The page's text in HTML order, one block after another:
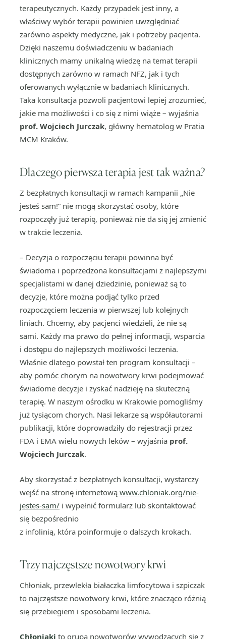
terapeutycznych. Każdy przypadek jest inny, a
właściwy wybór terapii powinien uwzględniać
zarówno aspekty medyczne, jak i potrzeby pacjenta.
Dzięki naszemu doświadczeniu w badaniach
klinicznych mamy unikalną wiedzę na temat terapii
dostępnych zarówno w ramach NFZ, jak i tych
oferowanych wyłącznie w badaniach klinicznych.
Taka konsultacja pozwoli pacjentowi lepiej zrozumieć,
jakie ma możliwości i co się z nimi wiąże – wyjaśnia
prof. Wojciech Jurczak, główny hematolog w Pratia
MCM Kraków.
Dlaczego pierwsza terapia jest tak ważna?
Z bezpłatnych konsultacji w ramach kampanii „Nie
jesteś sam!” nie mogą skorzystać osoby, które
rozpoczęły już terapię, ponieważ nie da się jej zmienić
w trakcie leczenia.
– Decyzja o rozpoczęciu terapii powinna być
świadoma i poprzedzona konsultacjami z najlepszymi
specjalistami w danej dziedzinie, ponieważ są to
decyzje, które można podjąć tylko przed
rozpoczęciem leczenia w pierwszej lub kolejnych
liniach. Chcemy, aby pacjenci wiedzieli, że nie są
sami. Każdy ma prawo do pełnej informacji, wsparcia
i dostępu do najlepszych możliwości leczenia.
Właśnie dlatego powstał ten program konsultacji –
aby pomóc chorym na nowotwory krwi podejmować
świadome decyzje i zyskać nadzieję na skuteczną
terapię. W naszym ośrodku w Krakowie pomogliśmy
już tysiącom chorych. Nasi lekarze są współautorami
publikacji, które doprowadziły do rejestracji przez
FDA i EMA wielu nowych leków – wyjaśnia prof.
Wojciech Jurczak.
Aby skorzystać z bezpłatnych konsultacji, wystarczy
wejść na stronę internetową www.chloniak.org/nie-
jestes-sam/ i wypełnić formularz lub skontaktować
się bezpośrednio
z infolinią, która poinformuje o dalszych krokach.
Trzy najczęstsze nowotwory krwi
Chłoniak, przewlekła białaczka limfocytowa i szpiczak
to najczęstsze nowotwory krwi, które znacząco różnią
się przebiegiem i sposobami leczenia.
Chłoniaki to grupa nowotworów wywodzących się z